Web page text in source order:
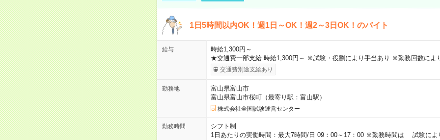
1日5時間以内OK！週1日～OK！週2～3日OK！のバイト
給与
時給1,300円～
★交通費一部支給 時給1,300円～ ※試験・役割により手当あり ※勤務回数によ
交通費別途支給あり
勤務地
富山県富山市
富山県富山市桜町（最寄り駅：富山駅）
株式会社全国試験運営センター
勤務時間
シフト制
1日あたりの実働時間：最大7時間/日 09：00～17：00 ※勤務時間は 試験によ